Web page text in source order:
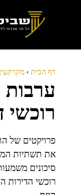
דף הבית ›
רוכשי
את תשתיות
סיכונים
רוכשי